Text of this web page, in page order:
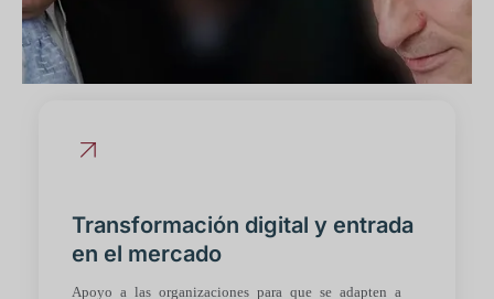
Transformación digital y entrada
en el mercado
Apoyo a las organizaciones para que se adapten a